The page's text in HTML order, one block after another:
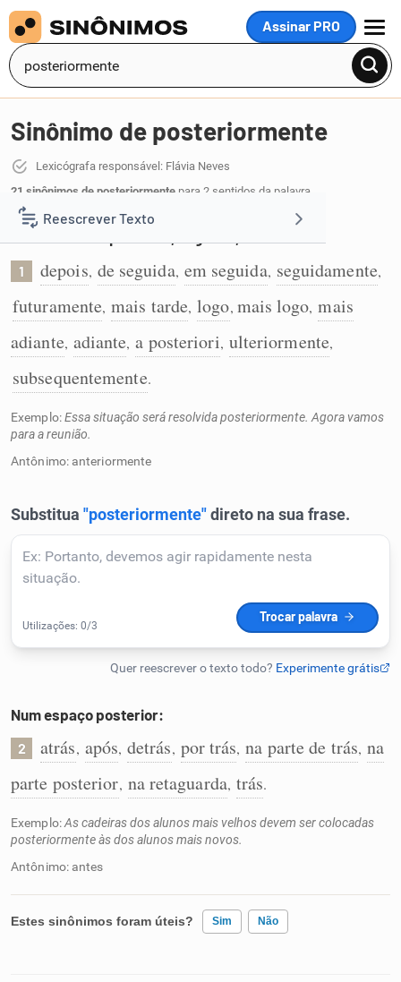
Assinar PRO
MENU
Reescrever Texto
Resumir Texto
Corrigir Texto
Detector de IA
Humanizador de IA
Cata-letras
Conexões
Caça-palavras
Dicionário
Sinônimo de posteriormente
Lexicógrafa responsável: Flávia Neves
21 sinônimos de posteriormente para 2 sentidos da palavra
posteriormente
1 depois, de seguida, em seguida, seguidamente,
futuramente, mais tarde, logo, mais logo, mais
adiante, adiante, a posteriori, ulteriormente,
subsequentemente.
Exemplo:Essa situação será resolvida posteriormente. Agora vamos
para a reunião.
Antônimo: anteriormente
Num espaço posterior:
2 atrás, após, detrás, por trás, na parte de trás, na
parte posterior, na retaguarda, trás.
Exemplo:As cadeiras dos alunos mais velhos devem ser colocadas
posteriormente às dos alunos mais novos.
Antônimo: antes
Estes sinônimos foram úteis? Sim Não